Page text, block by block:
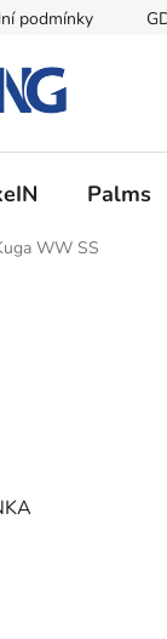
podmínky
Palms
WW SS